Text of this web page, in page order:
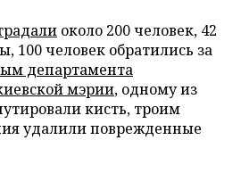
около 200 человек, 42
100 человек обратились за
департамента
мэрии, одному из
кисть, троим
удалили поврежденные